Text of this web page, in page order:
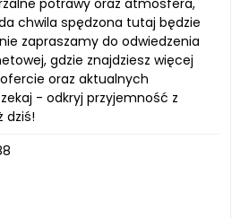
chwila spędzona tutaj będzie
zapraszamy do odwiedzenia
gdzie znajdziesz więcej
oraz aktualnych
- odkryj przyjemność z
dziś!